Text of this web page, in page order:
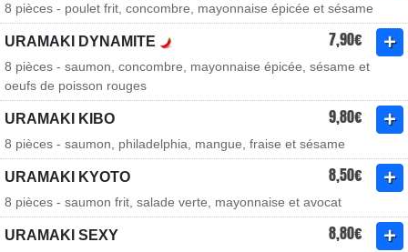
8 pièces - poulet frit, concombre, mayonnaise épicée et sésame
URAMAKI DYNAMITE 7,90€
8 pièces - saumon, concombre, mayonnaise épicée, sésame et
oeufs de poisson rouges
URAMAKI KIBO 9,80€
8 pièces - saumon, philadelphia, mangue, fraise et sésame
URAMAKI KYOTO 8,50€
8 pièces - saumon frit, salade verte, mayonnaise et avocat
URAMAKI SEXY 8,80€